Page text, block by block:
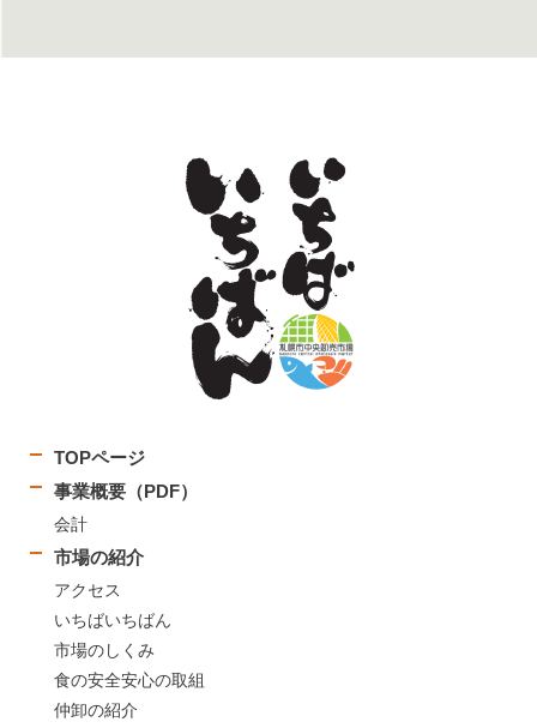
TOPページ
事業概要（PDF）
会計
市場の紹介
アクセス
いちばいちばん
市場のしくみ
食の安全安心の取組
仲卸の紹介